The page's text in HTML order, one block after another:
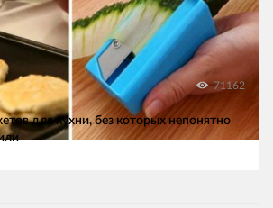
71162
для кухни, без которых непонятно